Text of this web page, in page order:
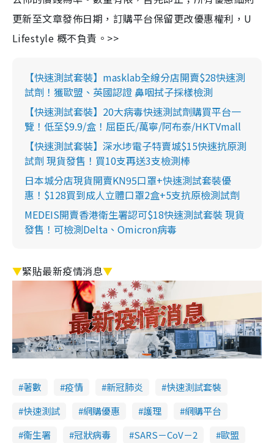
更新至文章發佈日期，訂購平台保留更改優惠權利，U
Lifestyle 概不負責。>>
【快速測試套裝】masklab全線分店開賣$28快速測
試劑！獲歐盟、英國認證 鼻咽拭子採樣檢測
【快速測試套裝】20大病毒快速測試劑購買平台一
覽！低至$9.9/盒！屈臣氏/萬寧/阿布泰/HKTVmall
【快速測試套裝】深水埗電子特賣城$15快速抗原測
試劑 現貨發售！買10支再送3支檢測棒
日本城分店現貨開賣KN95口罩+快速測試套裝優
惠！$128買到成人立體口罩2盒+5支抗原檢測試劑
MEDEIS開賣香港衛生署認可$18快速測試套裝 現貨
發售！可檢測Delta、Omicron病毒
▼緊貼最新疫情消息▼
著數 疫情 新冠肺炎
快速測試套裝
快速測試
網購優惠 護理
網購平台
衞生署
冠狀病毒 SARS－CoV－2 歐盟